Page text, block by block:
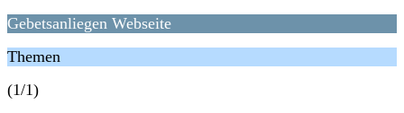
Gebetsanliegen Webseite
Themen
(1/1)